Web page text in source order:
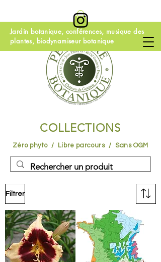
Jardin botanique, conférences, musique des
plantes, biodynamiseur botanique
COLLECTIONS
Zéro phyto / Libre parcours / Sans OGM
Filtrer